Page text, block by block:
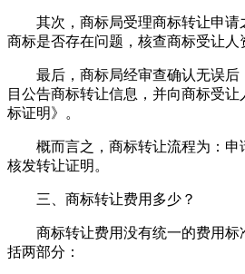
其次，商标局受理商标转让申请
商标是否存在问题，核查商标受让人
最后，商标局经审查确认无误后
目公告商标转让信息，并向商标受
标证明》。
概而言之，商标转让流程为：
核发转让证明。
三、商标转让费用多少？
商标转让费用没有统一的费用标
括两部分：